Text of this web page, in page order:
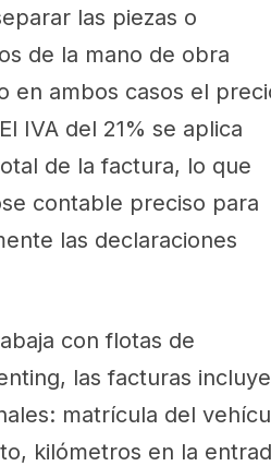
las piezas o
de la mano de obra
en ambos casos el
IVA del 21% se aplica
de la factura, lo que
contable preciso para
las declaraciones
con flotas de
las facturas
matrícula del
kilómetros en la